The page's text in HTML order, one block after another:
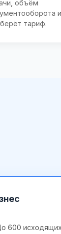
объём
и
тариф.
600